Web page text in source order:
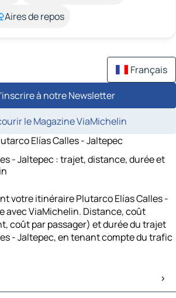
Aires de repos
Français
à notre Newsletter
le Magazine ViaMichelin
Elías Calles - Jaltepec
- Jaltepec : trajet, distance, durée et
votre itinéraire Plutarco Elías Calles -
avec ViaMichelin. Distance, coût
coût par passager) et durée du trajet
- Jaltepec, en tenant compte du trafic